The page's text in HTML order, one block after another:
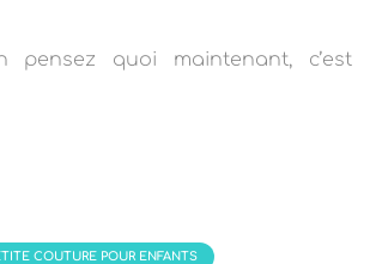
pensez quoi maintenant, c’est
COUTURE POUR ENFANTS